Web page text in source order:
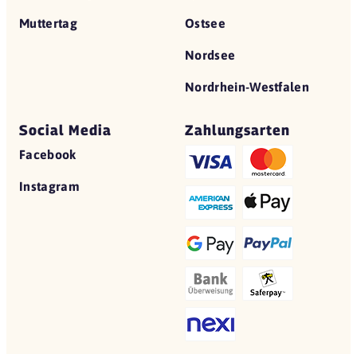
Muttertag Ostsee
Nordsee
Nordrhein-Westfalen
Social Media
Facebook
Instagram
Zahlungsarten